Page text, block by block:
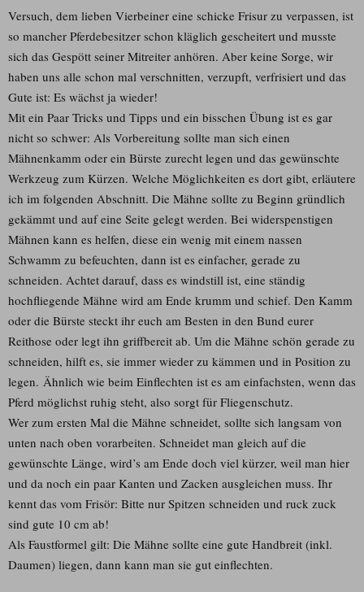
Versuch, dem lieben Vierbeiner eine schicke Frisur zu verpassen, ist
so mancher Pferdebesitzer schon kläglich gescheitert und musste
sich das Gespött seiner Mitreiter anhören. Aber keine Sorge, wir
haben uns alle schon mal verschnitten, verzupft, verfrisiert und das
Gute ist: Es wächst ja wieder!
Mit ein Paar Tricks und Tipps und ein bisschen Übung ist es gar
nicht so schwer: Als Vorbereitung sollte man sich einen
Mähnenkamm oder ein Bürste zurecht legen und das gewünschte
Werkzeug zum Kürzen. Welche Möglichkeiten es dort gibt, erläutere
ich im folgenden Abschnitt. Die Mähne sollte zu Beginn gründlich
gekämmt und auf eine Seite gelegt werden. Bei widerspenstigen
Mähnen kann es helfen, diese ein wenig mit einem nassen
Schwamm zu befeuchten, dann ist es einfacher, gerade zu
schneiden. Achtet darauf, dass es windstill ist, eine ständig
hochfliegende Mähne wird am Ende krumm und schief. Den Kamm
oder die Bürste steckt ihr euch am Besten in den Bund eurer
Reithose oder legt ihn griffbereit ab. Um die Mähne schön gerade zu
schneiden, hilft es, sie immer wieder zu kämmen und in Position zu
legen. Ähnlich wie beim Einflechten ist es am einfachsten, wenn das
Pferd möglichst ruhig steht, also sorgt für Fliegenschutz.
Wer zum ersten Mal die Mähne schneidet, sollte sich langsam von
unten nach oben vorarbeiten. Schneidet man gleich auf die
gewünschte Länge, wird’s am Ende doch viel kürzer, weil man hier
und da noch ein paar Kanten und Zacken ausgleichen muss. Ihr
kennt das vom Frisör: Bitte nur Spitzen schneiden und ruck zuck
sind gute 10 cm ab!
Als Faustformel gilt: Die Mähne sollte eine gute Handbreit (inkl.
Daumen) liegen, dann kann man sie gut einflechten.